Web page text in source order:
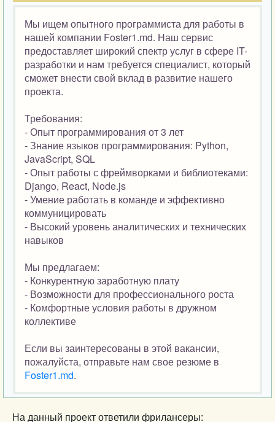
Мы ищем опытного программиста для работы в
нашей компании Foster1.md. Наш сервис
предоставляет широкий спектр услуг в сфере IT-
разработки и нам требуется специалист, который
сможет внести свой вклад в развитие нашего
проекта.
Требования:
- Опыт программирования от 3 лет
- Знание языков программирования: Python,
JavaScript, SQL
- Опыт работы с фреймворками и библиотеками:
Django, React, Node.js
- Умение работать в команде и эффективно
коммуницировать
- Высокий уровень аналитических и технических
навыков
Мы предлагаем:
- Конкурентную заработную плату
- Возможности для профессионального роста
- Комфортные условия работы в дружном
коллективе
Если вы заинтересованы в этой вакансии,
пожалуйста, отправьте нам свое резюме в
Foster1.md.
На данный проект ответили фрилансеры: